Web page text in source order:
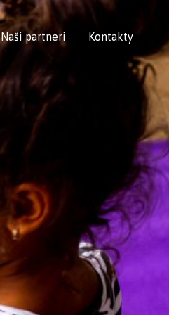
Naši partneri Kontakty